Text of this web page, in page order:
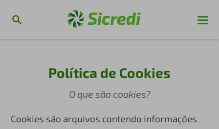
Política de Cookies
O que são cookies?
Cookies são arquivos contendo informações